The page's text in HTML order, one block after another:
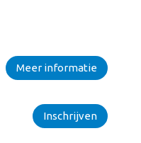
Meer informatie
Inschrijven